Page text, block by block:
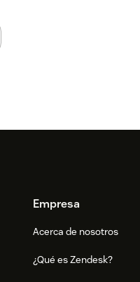
Empresa
Acerca de nosotros
¿Qué es Zendesk?